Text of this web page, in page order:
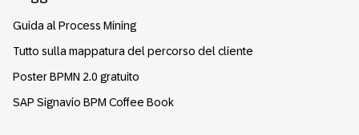
Guida al Process Mining
Tutto sulla mappatura del percorso del cliente
Poster BPMN 2.0 gratuito
SAP Signavio BPM Coffee Book